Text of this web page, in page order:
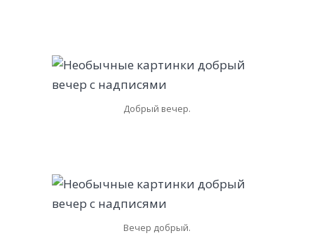
Добрый вечер.
Вечер добрый.